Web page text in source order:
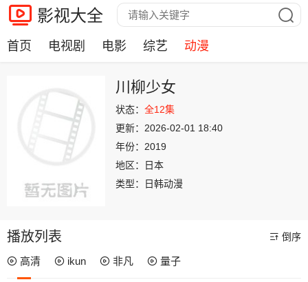
影视大全
首页 电视剧 电影 综艺 动漫
川柳少女
状态： 全12集
更新： 2026-02-01 18:40
年份： 2019
地区：
日本
类型：
日韩动漫
播放列表 倒序
高清 ikun 非凡 量子